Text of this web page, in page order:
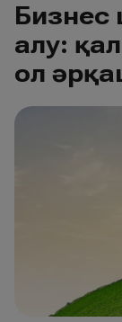
Бизнес
алу:
ол